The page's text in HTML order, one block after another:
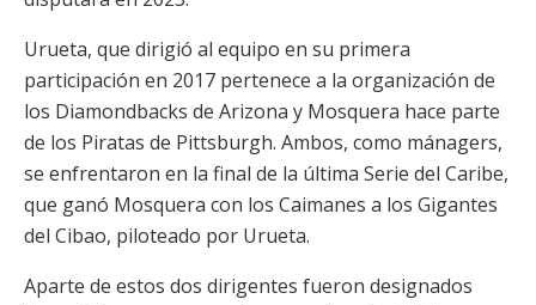
Urueta, que dirigió al equipo en su primera
participación en 2017 pertenece a la organización de
los Diamondbacks de Arizona y Mosquera hace parte
de los Piratas de Pittsburgh. Ambos, como mánagers,
se enfrentaron en la final de la última Serie del Caribe,
que ganó Mosquera con los Caimanes a los Gigantes
del Cibao, piloteado por Urueta.
Aparte de estos dos dirigentes fueron designados